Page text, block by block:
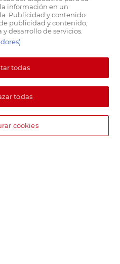
información en un
Publicidad y contenido
publicidad y contenido,
desarrollo de servicios.
todas
todas
cookies